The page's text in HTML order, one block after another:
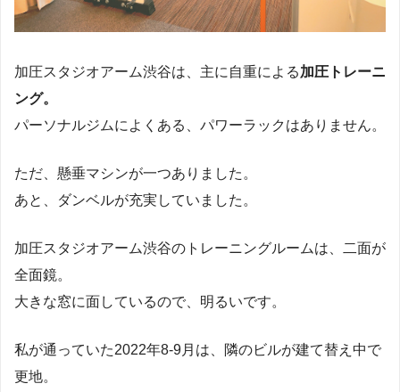
加圧スタジオアーム渋谷は、主に自重による加圧トレーニ
ング。
パーソナルジムによくある、パワーラックはありません。
ただ、懸垂マシンが一つありました。
あと、ダンベルが充実していました。
加圧スタジオアーム渋谷のトレーニングルームは、二面が
全面鏡。
大きな窓に面しているので、明るいです。
私が通っていた2022年8-9月は、隣のビルが建て替え中で
更地。